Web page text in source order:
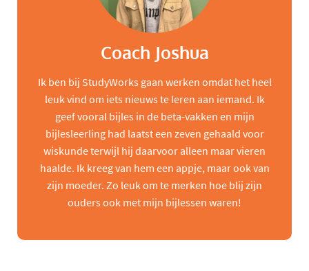
Coach Joshua
Ik ben bij StudyWorks gaan werken omdat het heel
leuk vind om iets nieuws te leren aan iemand. Ik
geef vooral bijles in de beta-vakken en mijn
bijlesleerling had laatst een zeven gehaald voor
wiskunde terwijl hij daarvoor alleen maar vieren
haalde. Ik kreeg van hem een appje, maar ook van
zijn moeder. Zo leuk om te merken hoe blij zijn
ouders ook met mijn bijlessen waren!